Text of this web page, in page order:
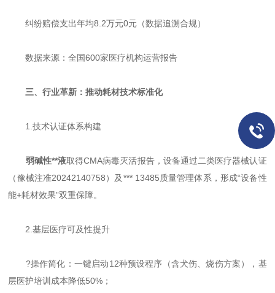
纠纷赔偿支出年均8.2万元0元（数据追溯合规）
数据来源：全国600家医疗机构运营报告
三、行业革新：推动耗材技术标准化
1.技术认证体系构建
弱碱性**液取得CMA病毒灭活报告，设备通过二类医疗器械认证
（豫械注准20242140758）及*** 13485质量管理体系，形成“设备性
能+耗材效果”双重保障。
2.基层医疗可及性提升
?操作简化：一键启动12种预设程序（含犬伤、烧伤方案），基
层医护培训成本降低50%；